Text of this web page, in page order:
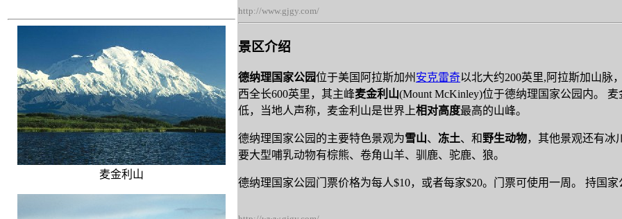
麦金利山
http://www.gjgy.com/
景区介绍
德纳理国家公园位于美国阿拉斯加州 安克雷奇以北大约200英里,阿拉斯加山脉
西全长600英里，其主峰麦金利山(Mount McKinley)位于德纳理国家公园内。
低，当地人声称，麦金利山是世界上相对高度最高的山峰。
德纳理国家公园的主要特色景观为雪山、 冻土、和野生动物，其他景观还有冰
要大型哺乳动物有棕熊、卷角山羊、驯鹿、驼鹿、狼。
德纳理国家公园门票价格为每人$10，或者每家$20。门票可使用一周。 持国